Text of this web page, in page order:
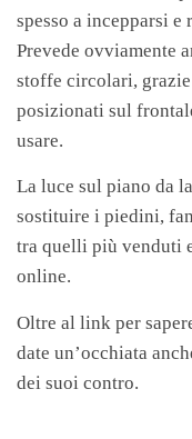
spesso a incepparsi
Prevede ovviamente
stoffe circolari,
posizionati sul
usare.
La luce sul piano da
sostituire i piedini,
tra quelli più venduti
online.
Oltre al link per
date un’occhiata
dei suoi contro.